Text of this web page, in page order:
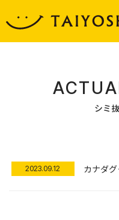
シミ
2023.09.12